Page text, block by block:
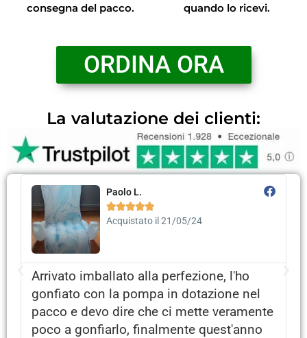
consegna del pacco.
quando lo ricevi.
ORDINA ORA
La valutazione dei clienti:
Enza M.

Acquistato il 17/05/24
Da provare subito, materiale resistente si
nota già appena scartato copritelo e
pompa elettrica in dotazione. Pronti per
divertirmi in piscina con i miei amici, non